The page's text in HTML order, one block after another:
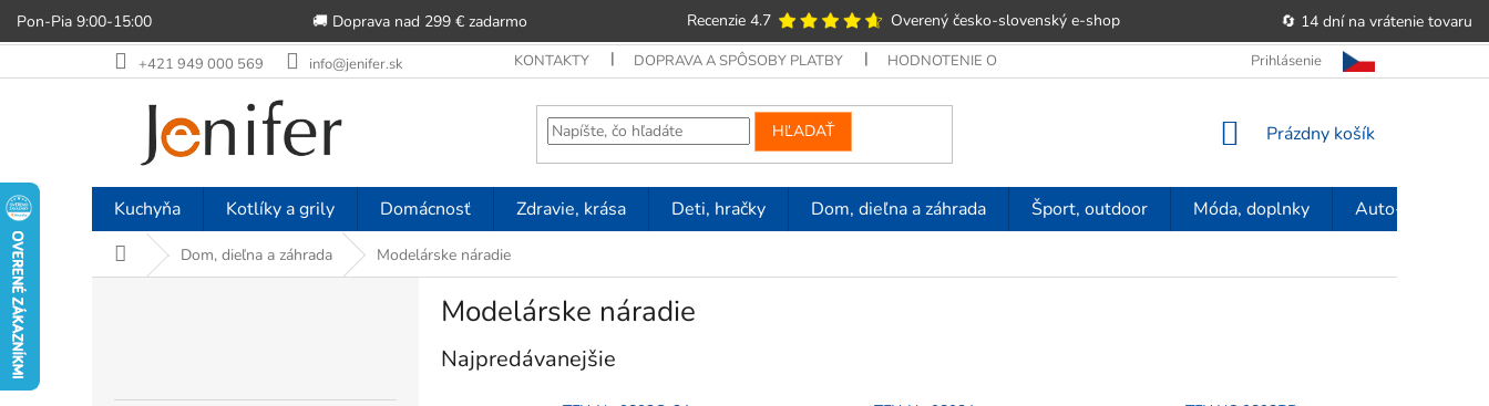
Pon-Pia 9:00-15:00 🚚 Doprava nad 299 € zadarmo Recenzie 4.7 Overený česko-slovenský e‑shop
🔄 14 dní na vrátenie tovaru
na
+421 949 000 569 info@jenifer.sk KONTAKTY DOPRAVA A SPÔSOBY PLATBY HODNOTENIE OBCHODU OBCHODNÉ PODMIENKY POUČENIE O PRÁVE
Prihlásenie
HĽADAŤ
NÁKUPNÝ
Prázdny košík
Kuchyňa Kotlíky a grily Domácnosť Zdravie, krása Deti, hračky Dom, dieľna a záhrada Šport, outdoor Móda, doplnky Auto-moto
DomovDom, dieľna a záhrada Modelárske náradie
Modelárske náradie
Najpredávanejšie